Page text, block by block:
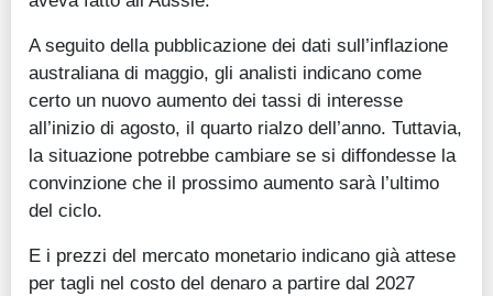
A seguito della pubblicazione dei dati sull’inflazione
australiana di maggio, gli analisti indicano come
certo un nuovo aumento dei tassi di interesse
all’inizio di agosto, il quarto rialzo dell’anno. Tuttavia,
la situazione potrebbe cambiare se si diffondesse la
convinzione che il prossimo aumento sarà l’ultimo
del ciclo.
E i prezzi del mercato monetario indicano già attese
per tagli nel costo del denaro a partire dal 2027